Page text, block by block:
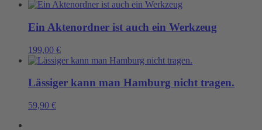
Ein Aktenordner ist auch ein Werkzeug
199,00 €
Lässiger kann man Hamburg nicht tragen.
59,90 €